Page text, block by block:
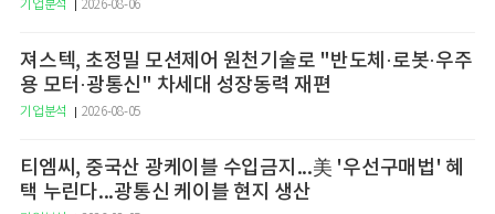
기업분석 2026-08-06
져스텍, 초정밀 모션제어 원천기술로 "반도체·로봇·우주
용 모터·광통신" 차세대 성장동력 재편
기업분석 2026-08-05
티엠씨, 중국산 광케이블 수입금지...美 '우선구매법' 혜
택 누린다...광통신 케이블 현지 생산